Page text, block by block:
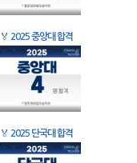
🏅 2025 중앙대 합격
🏅 2025 단국대 합격